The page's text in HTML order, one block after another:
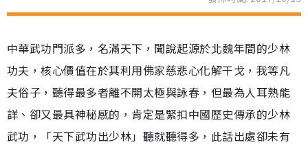
中華武功門派多，名滿天下，聞說起源於北魏年間的少林
功夫，核心價值在於其利用佛家慈悲心化解干戈，我等凡
夫俗子，聽得最多者離不開太極與詠春，但最為人耳熟能
詳、卻又最具神秘感的，肯定是緊扣中國歷史傳承的少林
武功，「天下武功出少林」聽就聽得多，此話出處卻未有